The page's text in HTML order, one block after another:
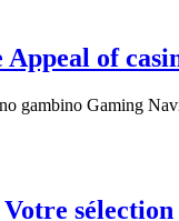
of
gambino Gaming